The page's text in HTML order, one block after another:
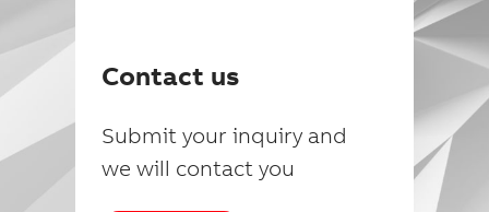
Contact us
Submit your inquiry and
we will contact you